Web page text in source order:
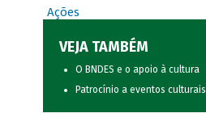
Ações
VEJA TAMBÉM
O BNDES e o apoio à cultura
Patrocínio a eventos culturais